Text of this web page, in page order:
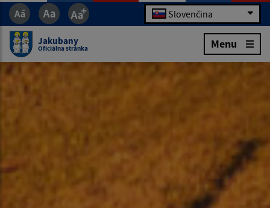
Slovenčina
Jakubany
Oficiálna stránka Menu